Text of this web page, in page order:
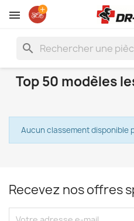
search
Top 50 modèles
Aucun classement disponible
Recevez nos offres